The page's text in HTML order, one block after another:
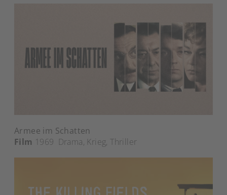
Armee im Schatten
Film 1969 Drama, Krieg,Thriller